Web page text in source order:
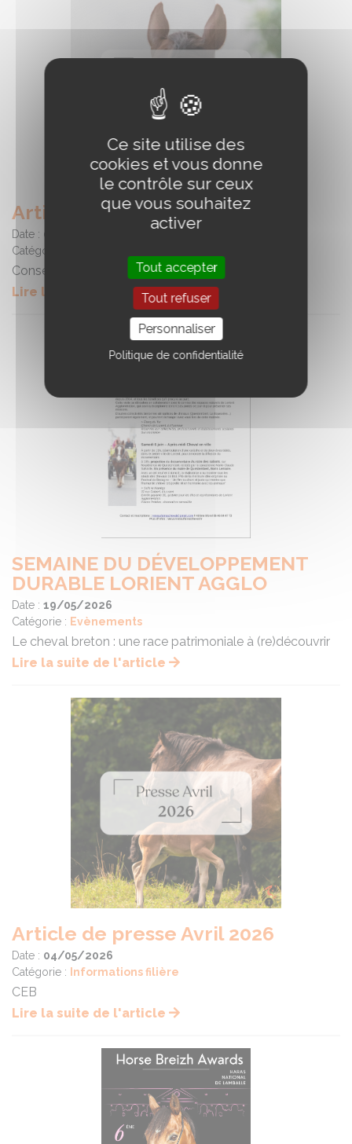
Article de presse Mai 2026
Date : 01/06/2026
Catégorie :
Conseil des Equidés de Bretagne
Lire la suite de l'article
SEMAINE DU DÉVELOPPEMENT
DURABLE LORIENT AGGLO
Date : 19/05/2026
Catégorie : Evènements
Le cheval breton : une race patrimoniale à (re)découvrir
Lire la suite de l'article
Article de presse Avril 2026
Date : 04/05/2026
Catégorie :
Informations filière
CEB
Lire la suite de l'article
Ce site utilise des
cookies et vous donne
le contrôle sur ceux
que vous souhaitez
activer
Tout accepter
Tout refuser
Personnaliser
Politique de confidentialité